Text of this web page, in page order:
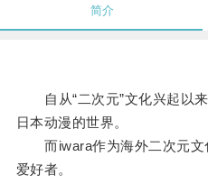
简介
自从“二次元”文化兴起以来
日本动漫的世界。
而iwara作为海外二次元文
爱好者。